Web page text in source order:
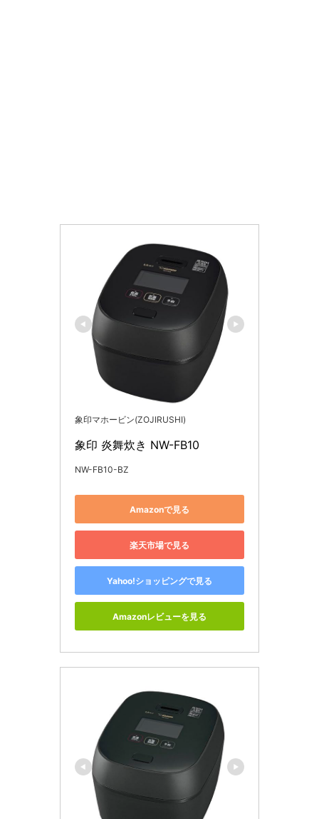
象印マホービン(ZOJIRUSHI)
象印 炎舞炊き NW-FB10
NW-FB10-BZ
Amazonで見る
楽天市場で見る
Yahoo!ショッピングで見る
Amazonレビューを見る